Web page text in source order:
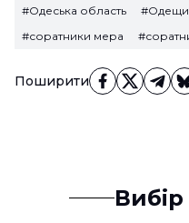
Поширити
#Одеська область
#соратники мера
Вибір